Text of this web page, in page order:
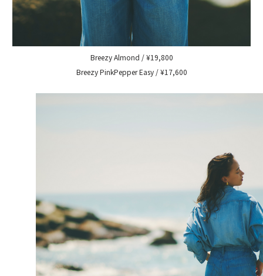
Breezy Almond / ¥19,800
Breezy PinkPepper Easy / ¥17,600